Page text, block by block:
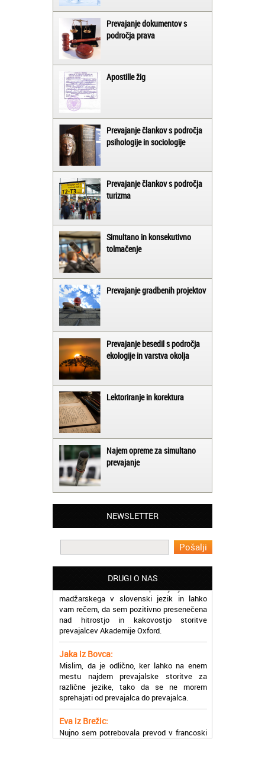
Prevajanje dokumentov s
področja prava
Apostille žig
Prevajanje člankov s področja
psihologije in sociologije
Prevajanje člankov s področja
turizma
Simultano in konsekutivno
tolmačenje
Prevajanje gradbenih projektov
Prevajanje besedil s področja
ekologije in varstva okolja
Lektoriranje in korektura
Najem opreme za simultano
prevajanje
NEWSLETTER
DRUGI O NAS
Oxford, ker so resnično profesionalni in
prevajalske storitve opravljajo hitro in
učinkoviti.
Martina iz Bleda:
Potrebovala sem prevajanje iz
vam rečem, da sem pozitivno presenečena
nad hitrostjo in kakovostjo storitve
prevajalcev Akademije Oxford.
Jaka iz Bovca:
Mislim, da je odlično, ker lahko na enem
mestu najdem prevajalske storitve za
različne jezike, tako da se ne morem
sprehajati od prevajalca do prevajalca.
Eva iz Brežic:
Nujno sem potrebovala prevod v francoski
jezik, na spletu sem našla Oxford, jih
poklicala in v roku nekaj ur sem po